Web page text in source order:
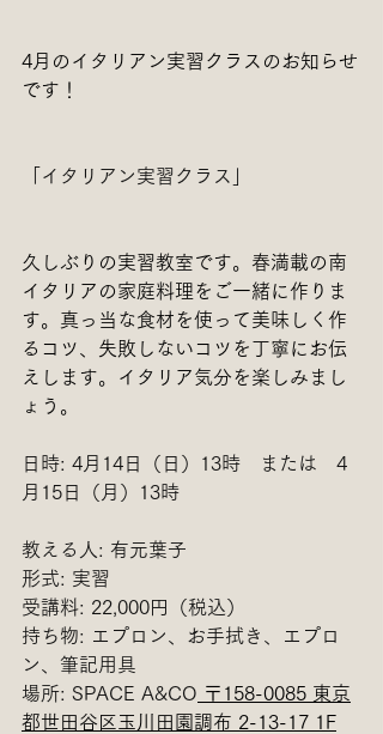
4月のイタリアン実習クラスのお知らせ
です！
「イタリアン実習クラス」
久しぶりの実習教室です。春満載の南
イタリアの家庭料理をご一緒に作りま
す。真っ当な食材を使って美味しく作
るコツ、失敗しないコツを丁寧にお伝
えします。イタリア気分を楽しみまし
ょう。
日時: 4月14日（日）13時　または　4
月15日（月）13時
教える人: 有元葉子
形式: 実習
受講料: 22,000円（税込）
持ち物: エプロン、お手拭き、エプロ
ン、筆記用具
場所: SPACE A&CO 〒158-0085 東京
都世田谷区玉川田園調布 2-13-17 1F